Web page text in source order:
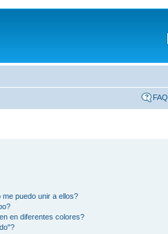
FAQ
puedo unir a ellos?
en diferentes colores?